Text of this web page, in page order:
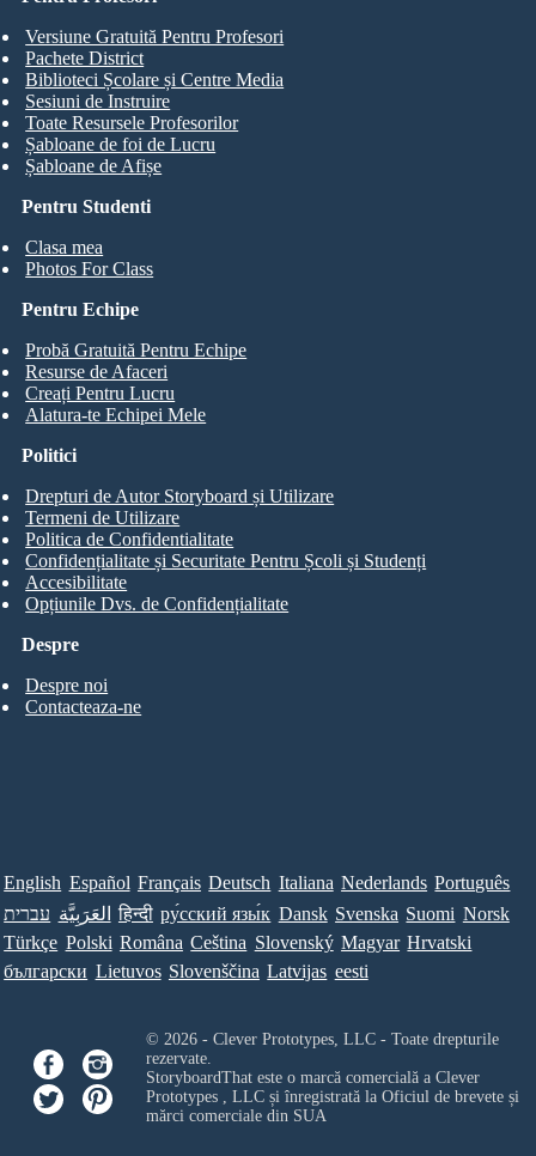
Pentru Studenti
Clasa mea
Photos For Class
Versiune Gratuită Pentru Profesori
Pachete District
Biblioteci Școlare și Centre Media
Sesiuni de Instruire
Toate Resursele Profesorilor
Șabloane de foi de Lucru
Șabloane de Afișe
Pentru Echipe
Probă Gratuită Pentru Echipe
Resurse de Afaceri
Creați Pentru Lucru
Alatura-te Echipei Mele
Despre
Despre noi
Contacteaza-ne
Politici
Drepturi de Autor Storyboard și Utilizare
Termeni de Utilizare
Politica de Confidentialitate
Confidențialitate și Securitate Pentru Școli și Studenți
Accesibilitate
Opțiunile Dvs. de Confidențialitate
English Español Français Deutsch Italiana Nederlands Português
עברית العَرَبِيَّة हिन्दी ру́сский язы́к Dansk Svenska Suomi Norsk
Türkçe Polski Româna Ceština Slovenský Magyar Hrvatski
български Lietuvos Slovenščina Latvijas eesti
© 2026 - Clever Prototypes, LLC - Toate drepturile
rezervate.
StoryboardThat este o marcă comercială a Clever
Prototypes , LLCși înregistrată la Oficiul de brevete și
mărci comerciale din SUA